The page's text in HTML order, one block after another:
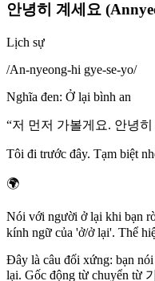
안녕히 계세요
Lịch sự
/An-nyeong-hi gye-se-yo/
Nghĩa đen: Ở lại bình an
“저 먼저 가볼게요. 안녕
Tôi đi trước đây. Tạm biệt
🌍
Nói với người ở lại khi bạn
kính ngữ của 'ở/ở lại'. Thể
Đây là câu đối xứng: bạn
lại. Gốc động từ chuyển từ